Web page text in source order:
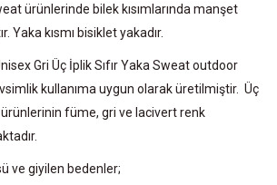
ürünlerinde bilek kısımlarında manşet
Yaka kısmı bisiklet yakadır.
Gri Üç İplik Sıfır Yaka Sweat outdoor
kullanıma uygun olarak üretilmiştir. Üç
ürünlerinin füme, gri ve lacivert renk
ve giyilen bedenler;